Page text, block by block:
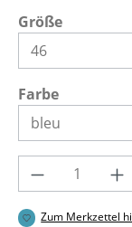
Größe
Farbeauswählen
Produkt
Zum Merkzettel